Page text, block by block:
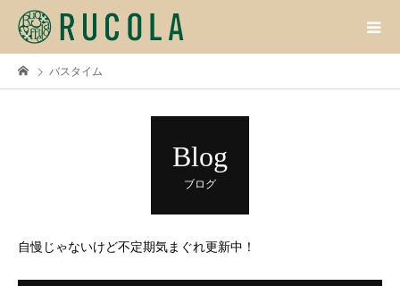
バスタイム
Blog
ブログ
自慢じゃないけど不定期気まぐれ更新中！